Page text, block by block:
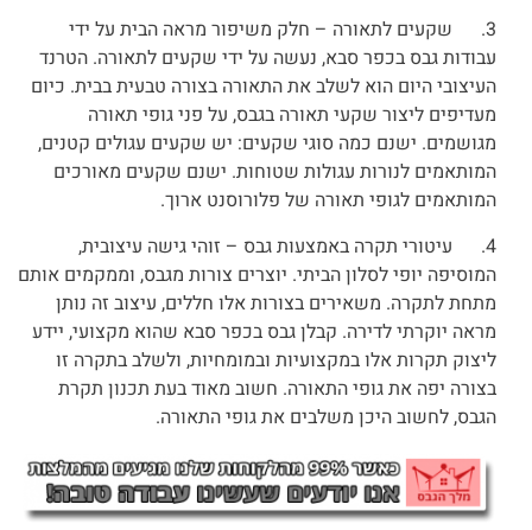
3. שקעים לתאורה – חלק משיפור מראה הבית על ידי
עבודות גבס בכפר סבא, נעשה על ידי שקעים לתאורה. הטרנד
העיצובי היום הוא לשלב את התאורה בצורה טבעית בבית. כיום
מעדיפים ליצור שקעי תאורה בגבס, על פני גופי תאורה
מגושמים. ישנם כמה סוגי שקעים: יש שקעים עגולים קטנים,
המותאמים לנורות עגולות שטוחות. ישנם שקעים מאורכים
המותאמים לגופי תאורה של פלורוסנט ארוך.
4. עיטורי תקרה באמצעות גבס – זוהי גישה עיצובית,
המוסיפה יופי לסלון הביתי. יוצרים צורות מגבס, וממקמים אותם
מתחת לתקרה. משאירים בצורות אלו חללים, עיצוב זה נותן
מראה יוקרתי לדירה. קבלן גבס בכפר סבא שהוא מקצועי, יידע
ליצוק תקרות אלו במקצועיות ובמומחיות, ולשלב בתקרה זו
בצורה יפה את גופי התאורה. חשוב מאוד בעת תכנון תקרת
הגבס, לחשוב היכן משלבים את גופי התאורה.